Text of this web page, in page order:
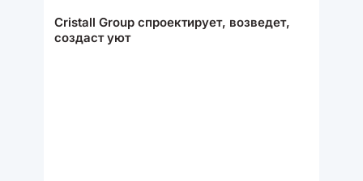
Cristall Group спроектирует, возведет,
создаст уют